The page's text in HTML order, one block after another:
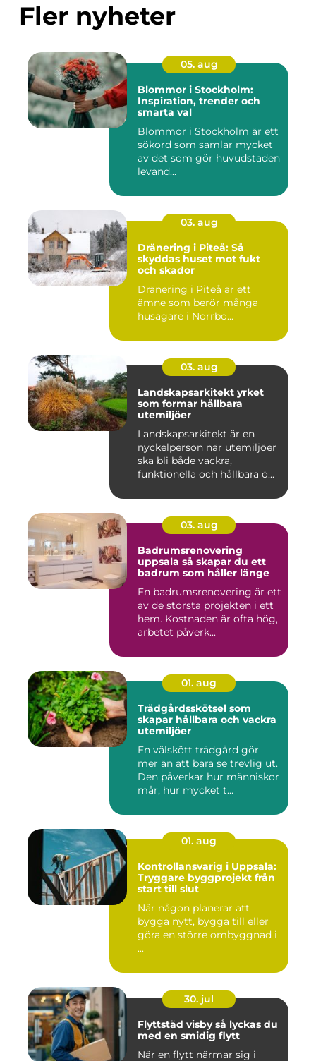
Fler nyheter
05. aug
Blommor i Stockholm:
Inspiration, trender och
smarta val
Blommor i Stockholm är ett
sökord som samlar mycket
av det som gör huvudstaden
levand...
03. aug
Dränering i Piteå: Så
skyddas huset mot fukt
och skador
Dränering i Piteå är ett
ämne som berör många
husägare i Norrbo...
03. aug
Landskapsarkitekt yrket
som formar hållbara
utemiljöer
Landskapsarkitekt är en
nyckelperson när utemiljöer
ska bli både vackra,
funktionella och hållbara ö...
03. aug
Badrumsrenovering
uppsala så skapar du ett
badrum som håller länge
En badrumsrenovering är ett
av de största projekten i ett
hem. Kostnaden är ofta hög,
arbetet påverk...
01. aug
Trädgårdsskötsel som
skapar hållbara och vackra
utemiljöer
En välskött trädgård gör
mer än att bara se trevlig ut.
Den påverkar hur människor
mår, hur mycket t...
01. aug
Kontrollansvarig i Uppsala:
Tryggare byggprojekt från
start till slut
När någon planerar att
bygga nytt, bygga till eller
göra en större ombyggnad i
...
30. jul
Flyttstäd visby så lyckas du
med en smidig flytt
När en flytt närmar sig i